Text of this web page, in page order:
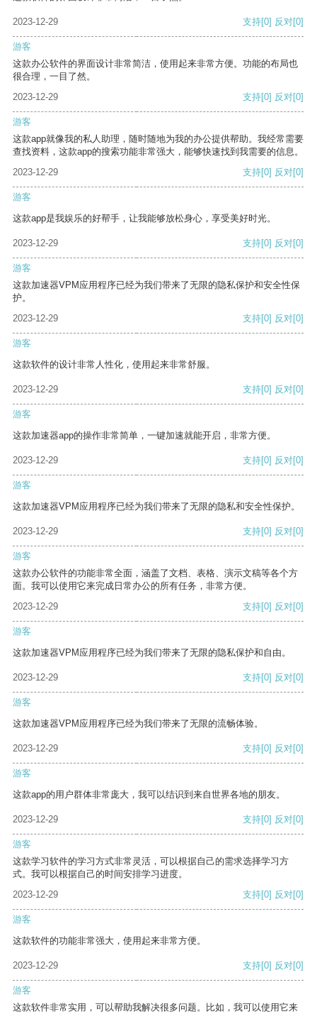
2023-12-29 支持[0] 反对[0]
游客
这款办公软件的界面设计非常简洁，使用起来非常方便。功能的布局也
很合理，一目了然。
2023-12-29
支持[0] 反对[0]
游客
这款app就像我的私人助理，随时随地为我的办公提供帮助。我经常需要
查找资料，这款app的搜索功能非常强大，能够快速找到我需要的信息。
2023-12-29
支持[0] 反对[0]
游客
这款app是我娱乐的好帮手，让我能够放松身心，享受美好时光。
2023-12-29 支持[0] 反对[0]
游客
这款加速器VPM应用程序已经为我们带来了无限的隐私保护和安全性保
护。
2023-12-29
支持[0] 反对[0]
游客
这款软件的设计非常人性化，使用起来非常舒服。
2023-12-29 支持[0] 反对[0]
游客
这款加速器app的操作非常简单，一键加速就能开启，非常方便。
2023-12-29 支持[0] 反对[0]
游客
这款加速器VPM应用程序已经为我们带来了无限的隐私和安全性保护。
2023-12-29 支持[0] 反对[0]
游客
这款办公软件的功能非常全面，涵盖了文档、表格、演示文稿等各个方
面。我可以使用它来完成日常办公的所有任务，非常方便。
2023-12-29
支持[0] 反对[0]
游客
这款加速器VPM应用程序已经为我们带来了无限的隐私保护和自由。
2023-12-29 支持[0] 反对[0]
游客
这款加速器VPM应用程序已经为我们带来了无限的流畅体验。
2023-12-29 支持[0] 反对[0]
游客
这款app的用户群体非常庞大，我可以结识到来自世界各地的朋友。
2023-12-29 支持[0] 反对[0]
游客
这款学习软件的学习方式非常灵活，可以根据自己的需求选择学习方
式。我可以根据自己的时间安排学习进度。
2023-12-29
支持[0] 反对[0]
游客
这款软件的功能非常强大，使用起来非常方便。
2023-12-29 支持[0] 反对[0]
游客
这款软件非常实用，可以帮助我解决很多问题。比如，我可以使用它来